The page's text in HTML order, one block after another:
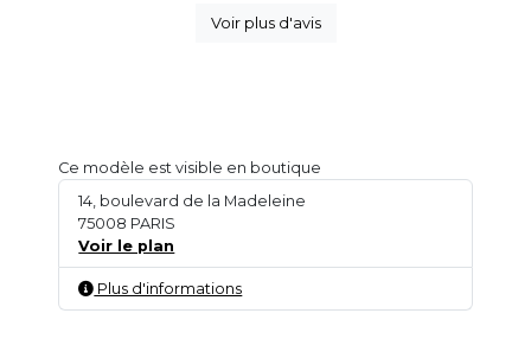
Voir plus d'avis
Ce modèle est visible en boutique
14, boulevard de la Madeleine
75008 PARIS
Voir le plan
Plus d'informations